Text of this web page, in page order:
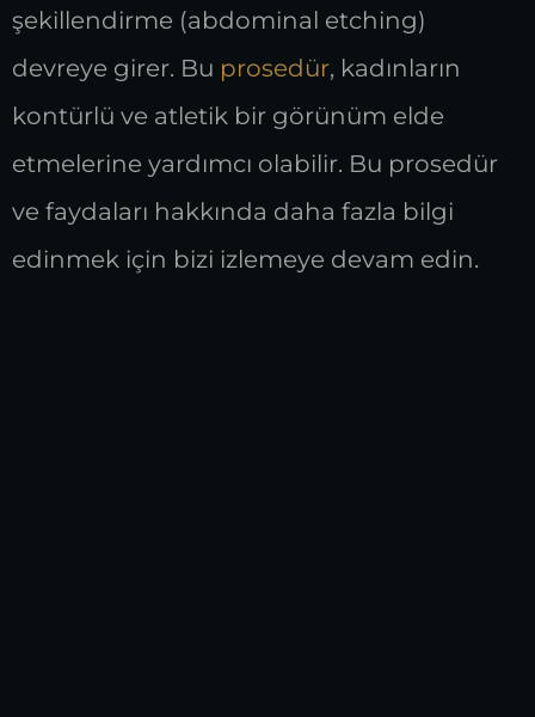
şekillendirme (abdominal etching)
devreye girer. Bu prosedür, kadınların
kontürlü ve atletik bir görünüm elde
etmelerine yardımcı olabilir. Bu prosedür
ve faydaları hakkında daha fazla bilgi
edinmek için bizi izlemeye devam edin.